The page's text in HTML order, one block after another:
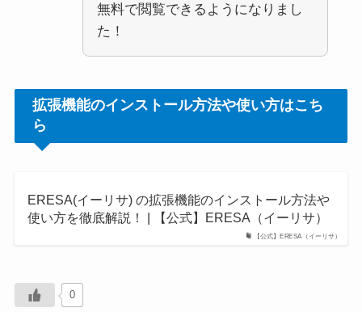
無料で閲覧できるようになりまし
た！
拡張機能のインストール方法や使い方はこち
ら
【公式】ERESA（イーリサ）
ERESA(イーリサ) の拡張機能のインストール方法や
使い方を徹底解説！ | 【公式】ERESA（イーリサ）
0